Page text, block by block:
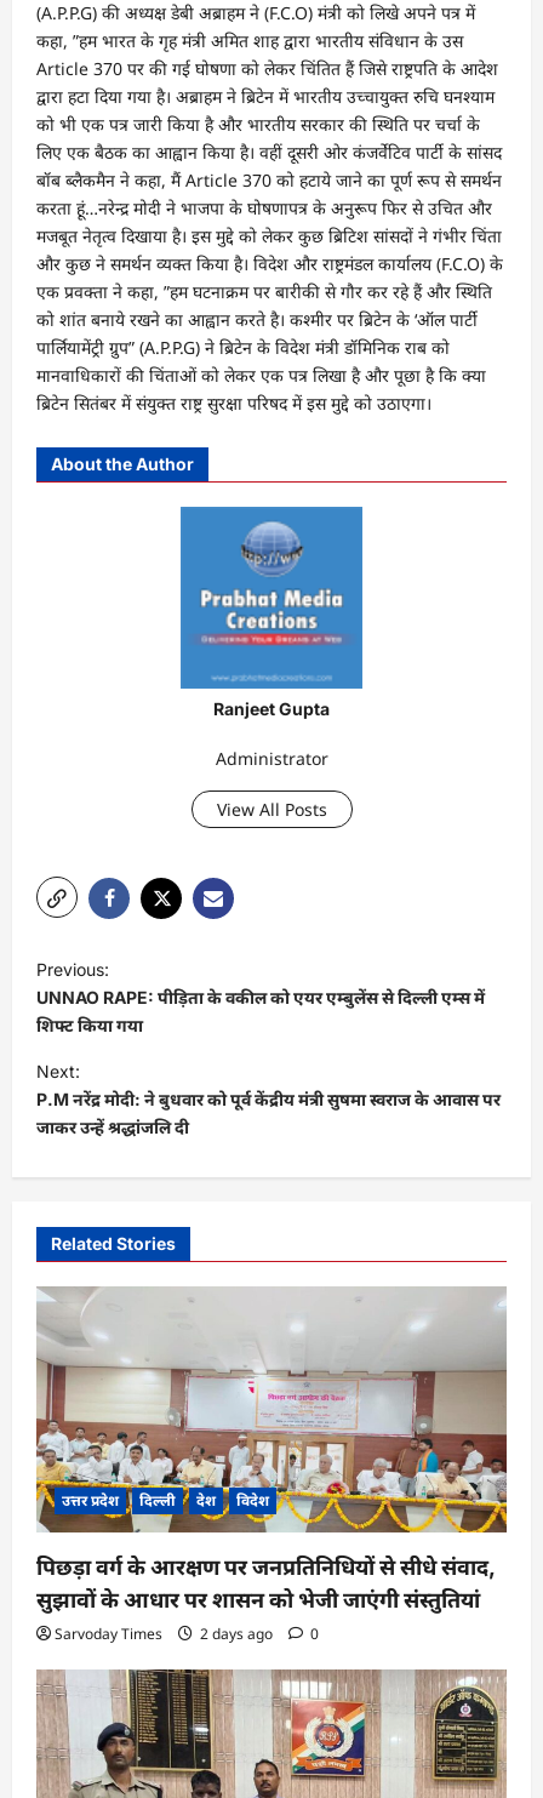
(A.P.P.G) की अध्यक्ष डेबी अब्राहम ने (F.C.O) मंत्री को लिखे अपने पत्र में
कहा, ”हम भारत के गृह मंत्री अमित शाह द्वारा भारतीय संविधान के उस
Article 370 पर की गई घोषणा को लेकर चिंतित हैं जिसे राष्ट्रपति के आदेश
द्वारा हटा दिया गया है। अब्राहम ने ब्रिटेन में भारतीय उच्चायुक्त रुचि घनश्याम
को भी एक पत्र जारी किया है और भारतीय सरकार की स्थिति पर चर्चा के
लिए एक बैठक का आह्वान किया है। वहीं दूसरी ओर कंजर्वेटिव पार्टी के सांसद
बॉब ब्लैकमैन ने कहा, मैं Article 370 को हटाये जाने का पूर्ण रूप से समर्थन
करता हूं…नरेन्द्र मोदी ने भाजपा के घोषणापत्र के अनुरूप फिर से उचित और
मजबूत नेतृत्व दिखाया है। इस मुद्दे को लेकर कुछ ब्रिटिश सांसदों ने गंभीर चिंता
और कुछ ने समर्थन व्यक्त किया है। विदेश और राष्ट्रमंडल कार्यालय (F.C.O) के
एक प्रवक्ता ने कहा, ”हम घटनाक्रम पर बारीकी से गौर कर रहे हैं और स्थिति
को शांत बनाये रखने का आह्वान करते है। कश्मीर पर ब्रिटेन के ‘ऑल पार्टी
पार्लियामेंट्री ग्रुप” (A.P.P.G) ने ब्रिटेन के विदेश मंत्री डॉमिनिक राब को
मानवाधिकारों की चिंताओं को लेकर एक पत्र लिखा है और पूछा है कि क्या
ब्रिटेन सितंबर में संयुक्त राष्ट्र सुरक्षा परिषद में इस मुद्दे को उठाएगा।
About the Author
Ranjeet Gupta
Administrator
View All Posts
o
s
t
n
a
v
g
a
t
i
o
n
Previous:
UNNAO RAPE: पीड़िता के वकील को एयर एम्बुलेंस से दिल्ली एम्स में
शिफ्ट किया गया
Next:
P.M नरेंद्र मोदी: ने बुधवार को पूर्व केंद्रीय मंत्री सुषमा स्वराज के आवास पर
जाकर उन्हें श्रद्धांजलि दी
Related Stories
उत्तर प्रदेश दिल्ली देश विदेश
पिछड़ा वर्ग के आरक्षण पर जनप्रतिनिधियों से सीधे संवाद,
सुझावों के आधार पर शासन को भेजी जाएंगी संस्तुतियां
Sarvoday Times 2 days ago 0